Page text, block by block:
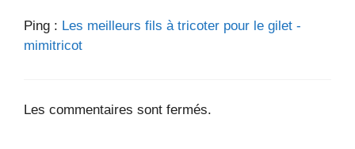
Ping : Les meilleurs fils à tricoter pour le gilet -
mimitricot
Les commentaires sont fermés.